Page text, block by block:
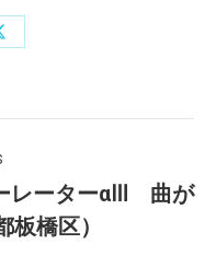
レーターαⅢ 曲が
板橋区）